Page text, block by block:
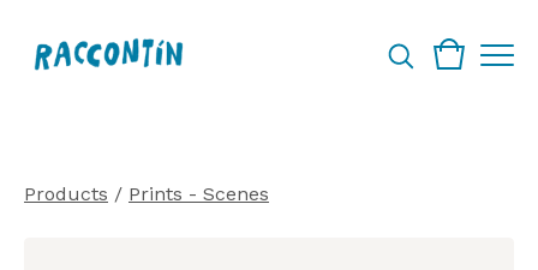
Products / Prints - Scenes